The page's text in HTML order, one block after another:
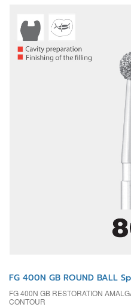
FG 400N GB ROUND BALL
FG 400N GB RESTORATION
CONTOUR